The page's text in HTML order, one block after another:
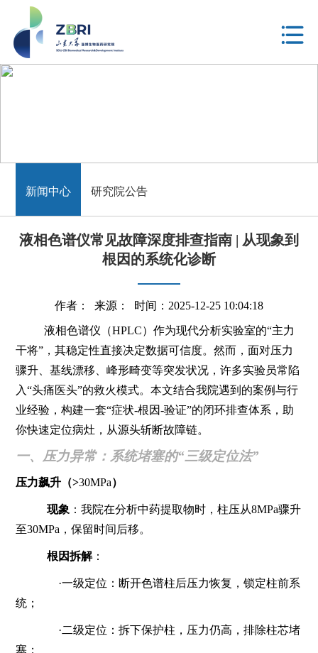
新闻中心 研究院公告
液相色谱仪常见故障深度排查指南 | 从现象到
根因的系统化诊断
作者： 来源： 时间：2025-12-25 10:04:18
液相色谱仪（HPLC）作为现代分析实验室的“主力
干将”，其稳定性直接决定数据可信度。然而，面对压力
骤升、基线漂移、峰形畸变等突发状况，许多实验员常陷
入“头痛医头”的救火模式。本文结合我院遇到的案例与行
业经验，构建一套“症状-根因-验证”的闭环排查体系，助
你快速定位病灶，从源头斩断故障链。
一、压力异常：系统堵塞的“三级定位法”
压力飙升（>30MPa）
现象 ：我院在分析中药提取物时，柱压从8MPa骤升
至30MPa，保留时间后移。
根因拆解：
·一级定位：断开色谱柱后压力恢复，锁定柱前系
统；
·二级定位：拆下保护柱，压力仍高，排除柱芯堵
塞；